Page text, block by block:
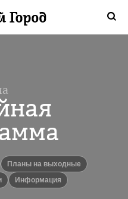
Планы на выходные
Информация